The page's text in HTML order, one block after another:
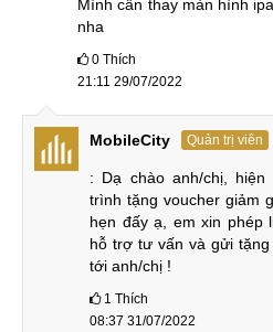
thực hiện cần có dụng cụ
môn cao để thực hiện. Bởi
kính iPad, Quý khách nên lựa
thay mặt kính iPad Air 1 tại
B1: Tiếp nhận
Tiếp nhận iPad Air 1 và lắng
gặp phải. Kiểm tra tổng thể mặt
Tiếp nhận máy
Mình cần thay màn hình
nha
0 Thích
21:11 29/07/2022
MobileCity Quản trị viên
: Dạ chào anh/chị,
trình tặng voucher giảm
hẹn đấy ạ, em xin phép
hỗ trợ tư vấn và gửi
tới anh/chị !
1 Thích
08:37 31/07/2022